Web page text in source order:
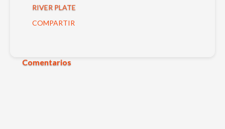
RIVER PLATE
COMPARTIR
Comentarios